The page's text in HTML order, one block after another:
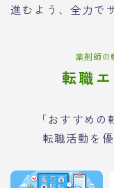
進むよう、全力で
薬剤師の
転職
「おすすめ
転職活動を